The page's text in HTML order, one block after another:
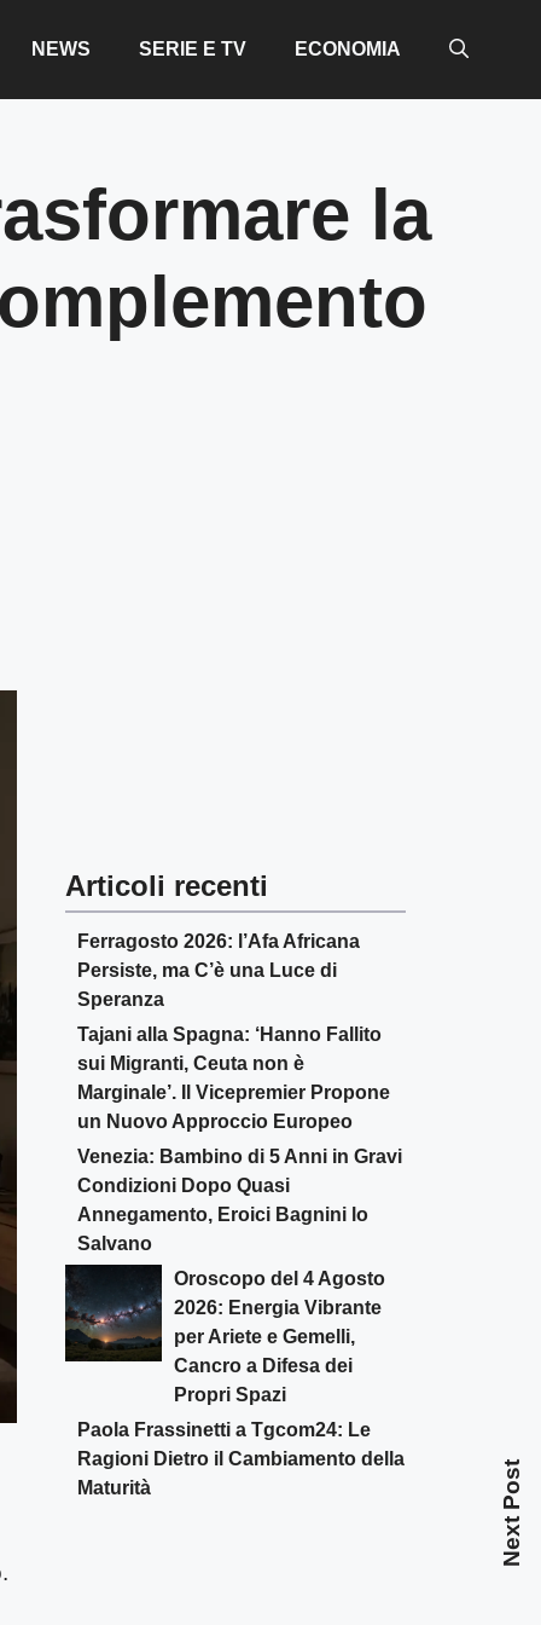
NEWS SERIE E TV ECONOMIA
la
Next Post
Articoli recenti
Ferragosto 2026: l’Afa Africana
Persiste, ma C’è una Luce di
Speranza
Tajani alla Spagna: ‘Hanno Fallito
sui Migranti, Ceuta non è
Marginale’. Il Vicepremier Propone
un Nuovo Approccio Europeo
Venezia: Bambino di 5 Anni in Gravi
Condizioni Dopo Quasi
Annegamento, Eroici Bagnini lo
Salvano
Oroscopo del 4 Agosto
2026: Energia Vibrante
per Ariete e Gemelli,
Cancro a Difesa dei
Propri Spazi
Paola Frassinetti a Tgcom24: Le
Ragioni Dietro il Cambiamento della
Maturità